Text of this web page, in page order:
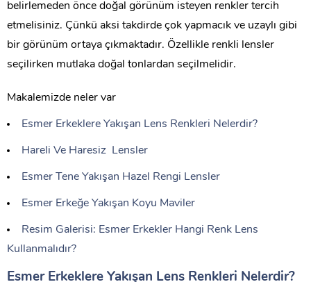
belirlemeden önce doğal görünüm isteyen renkler tercih
etmelisiniz. Çünkü aksi takdirde çok yapmacık ve uzaylı gibi
bir görünüm ortaya çıkmaktadır. Özellikle renkli lensler
seçilirken mutlaka doğal tonlardan seçilmelidir.
Makalemizde neler var
Esmer Erkeklere Yakışan Lens Renkleri Nelerdir?
Hareli Ve Haresiz Lensler
Esmer Tene Yakışan Hazel Rengi Lensler
Esmer Erkeğe Yakışan Koyu Maviler
Resim Galerisi: Esmer Erkekler Hangi Renk Lens
Kullanmalıdır?
Esmer Erkeklere Yakışan Lens Renkleri Nelerdir?